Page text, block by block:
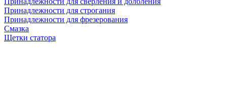
Принадлежности для строгания
Принадлежности для фрезерования
Смазка
Щетки статора